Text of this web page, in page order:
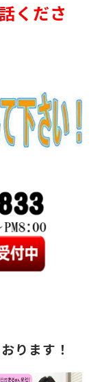
くださ
ります！